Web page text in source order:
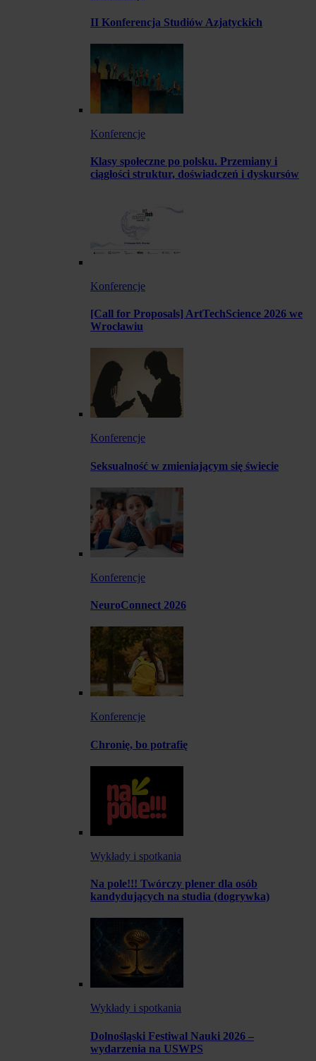
II Konferencja Studiów Azjatyckich
Konferencje
Klasy społeczne po polsku. Przemiany i
ciągłości struktur, doświadczeń i dyskursów
Konferencje
[Call for Proposals] ArtTechScience 2026 we
Wrocławiu
Konferencje
Seksualność w zmieniającym się świecie
Konferencje
NeuroConnect 2026
Konferencje
Chronię, bo potrafię
Wykłady i spotkania
Na pole!!! Twórczy plener dla osób
kandydujących na studia (dogrywka)
Wykłady i spotkania
Dolnośląski Festiwal Nauki 2026 –
wydarzenia na USWPS